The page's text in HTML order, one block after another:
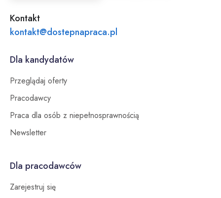
Kontakt
kontakt@dostepnapraca.pl
Dla kandydatów
Przeglądaj oferty
Pracodawcy
Praca dla osób z niepełnosprawnością
Newsletter
Dla pracodawców
Zarejestruj się